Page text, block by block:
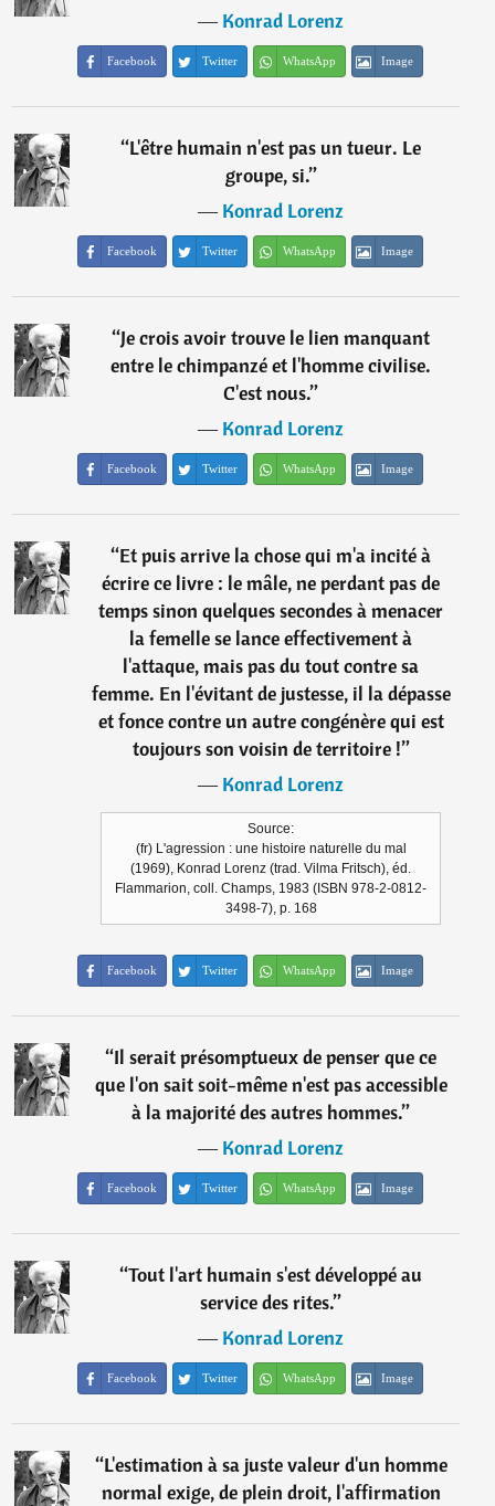
―Konrad Lorenz
Facebook Twitter WhatsApp Image
“L'être humain n'est pas un tueur. Le
groupe, si.”
―Konrad Lorenz
Facebook Twitter WhatsApp Image
“Je crois avoir trouve le lien manquant
entre le chimpanzé et l'homme civilise.
C'est nous.”
―Konrad Lorenz
Facebook Twitter WhatsApp Image
“Et puis arrive la chose qui m'a incité à
écrire ce livre : le mâle, ne perdant pas de
temps sinon quelques secondes à menacer
la femelle se lance effectivement à
l'attaque, mais pas du tout contre sa
femme. En l'évitant de justesse, il la dépasse
et fonce contre un autre congénère qui est
toujours son voisin de territoire !”
―Konrad Lorenz
Source:
(fr) L'agression : une histoire naturelle du mal
(1969), Konrad Lorenz (trad. Vilma Fritsch), éd.
Flammarion, coll. Champs, 1983 (ISBN 978-2-0812-
3498-7), p. 168
Facebook Twitter WhatsApp Image
“Il serait présomptueux de penser que ce
que l'on sait soit-même n'est pas accessible
à la majorité des autres hommes.”
―Konrad Lorenz
Facebook Twitter WhatsApp Image
“Tout l'art humain s'est développé au
service des rites.”
―Konrad Lorenz
Facebook Twitter WhatsApp Image
“L'estimation à sa juste valeur d'un homme
normal exige, de plein droit, l'affirmation